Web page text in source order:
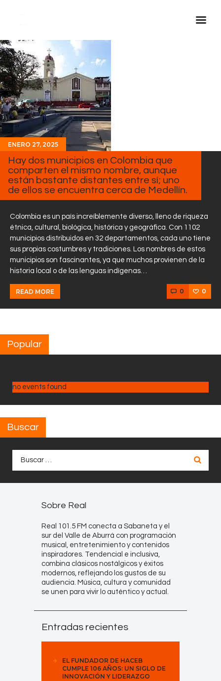
Inicio Real FM
Streaming
En Vivo
Descarga La APP
Programas
Noticias
Equipo
Sobre Nosotros
Contactos
ENERO 27, 2025
Hay dos municipios en Colombia que
comparten el mismo nombre, aunque
están bastante distantes entre sí; uno
de ellos se encuentra cerca de Medellín.
Colombia es un país increíblemente diverso, lleno de riqueza
étnica, cultural, biológica, histórica y geográfica. Con 1102
municipios distribuidos en 32 departamentos, cada uno tiene
sus propias costumbres y tradiciones. Los nombres de estos
municipios son fascinantes, ya que muchos provienen de la
historia local o de las lenguas indígenas…
READ MORE 0 0
Popular
no events found
Buscar
Sobre Real
Real 101.5 FM conecta a Sabaneta y el
sur del Valle de Aburrá con programación
musical, entretenimiento y contenidos
inspiradores. Tendencial e inclusiva,
combina clásicos nostálgicos y éxitos
modernos, reflejando los gustos de su
audiencia. Música, cultura y comunidad
se unen para vivir lo auténtico y actual.
Entradas recientes
EL FUNDADOR DE HACEB
CUMPLE 106 AÑOS: UN SIGLO DE
INNOVACIÓN Y LIDERAZGO